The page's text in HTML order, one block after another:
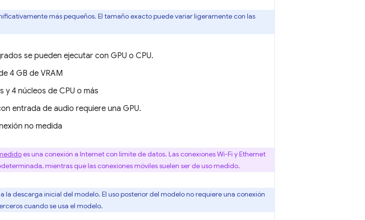
más pequeños. El tamaño exacto puede variar ligeramente con las
se pueden ejecutar con GPU o CPU.
4 GB de VRAM
y 4 núcleos de CPU o más
entrada de audio requiere una GPU.
no medida
es una conexión a Internet con límite de datos. Las conexiones Wi-Fi y Ethernet
mientras que las conexiones móviles suelen ser de uso medido.
la descarga inicial del modelo. El uso posterior del modelo no requiere una conexión
cuando se usa el modelo.